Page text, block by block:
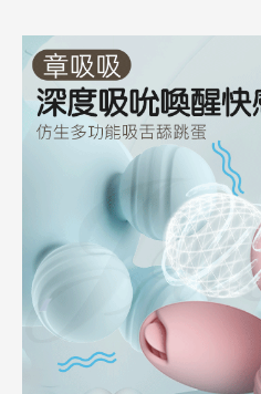
或
簡
訊